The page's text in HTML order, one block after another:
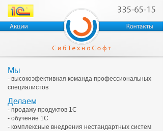
Мы
- высокоэфективная команда профессиональных
специалистов
Делаем
- продажу продуктов 1С
- обучение 1С
- комплексные внедрения нестандартных систем